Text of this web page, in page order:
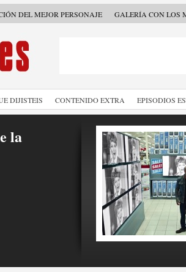
DEL MEJOR PERSONAJE GALERÍA CON LOS
DIJISTEIS CONTENIDO EXTRA EPISODIOS
la